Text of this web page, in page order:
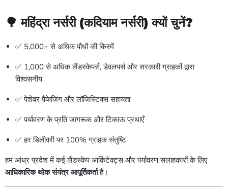
🌳महिंद्रा नर्सरी (कदियाम नर्सरी) क्यों चुनें?
✅ 5,000+ से अधिक पौधों की किस्में
✅ 1,000 से अधिक लैंडस्केपर्स, डेवलपर्स और सरकारी ग्राहकों द्वारा
विश्वसनीय
✅ पेशेवर पैकेजिंग और लॉजिस्टिक्स सहायता
✅ पर्यावरण के प्रति जागरूक और टिकाऊ प्रथाएँ
✅ हर डिलीवरी पर 100% ग्राहक संतुष्टि
हम आंध्र प्रदेश में कई लैंडस्केप आर्किटेक्ट्स और पर्यावरण सलाहकारों के लिए
आधिकारिक थोक संयंत्र आपूर्तिकर्ताहैं।